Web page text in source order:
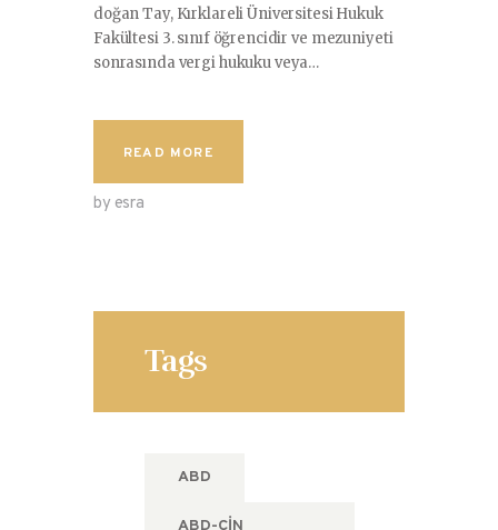
doğan Tay, Kırklareli Üniversitesi Hukuk
Fakültesi 3. sınıf öğrencidir ve mezuniyeti
sonrasında vergi hukuku veya…
READ MORE
by esra
Tags
ABD
ABD-ÇIN